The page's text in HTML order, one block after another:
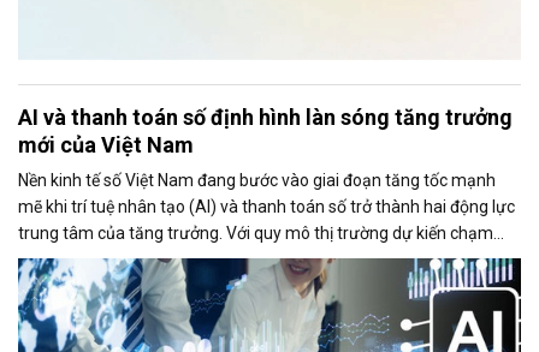
AI và thanh toán số định hình làn sóng tăng trưởng
mới của Việt Nam
Nền kinh tế số Việt Nam đang bước vào giai đoạn tăng tốc mạnh
mẽ khi trí tuệ nhân tạo (AI) và thanh toán số trở thành hai động lực
trung tâm của tăng trưởng. Với quy mô thị trường dự kiến chạm
mốc 39 tỷ USD trong năm 2025, Việt Nam đang nổi lên như một
trong những điểm sáng của Đông Nam Á về mức độ sẵn sàng công
nghệ, tốc độ số hóa và khả năng hấp thụ các mô hình kinh doanh
mới.